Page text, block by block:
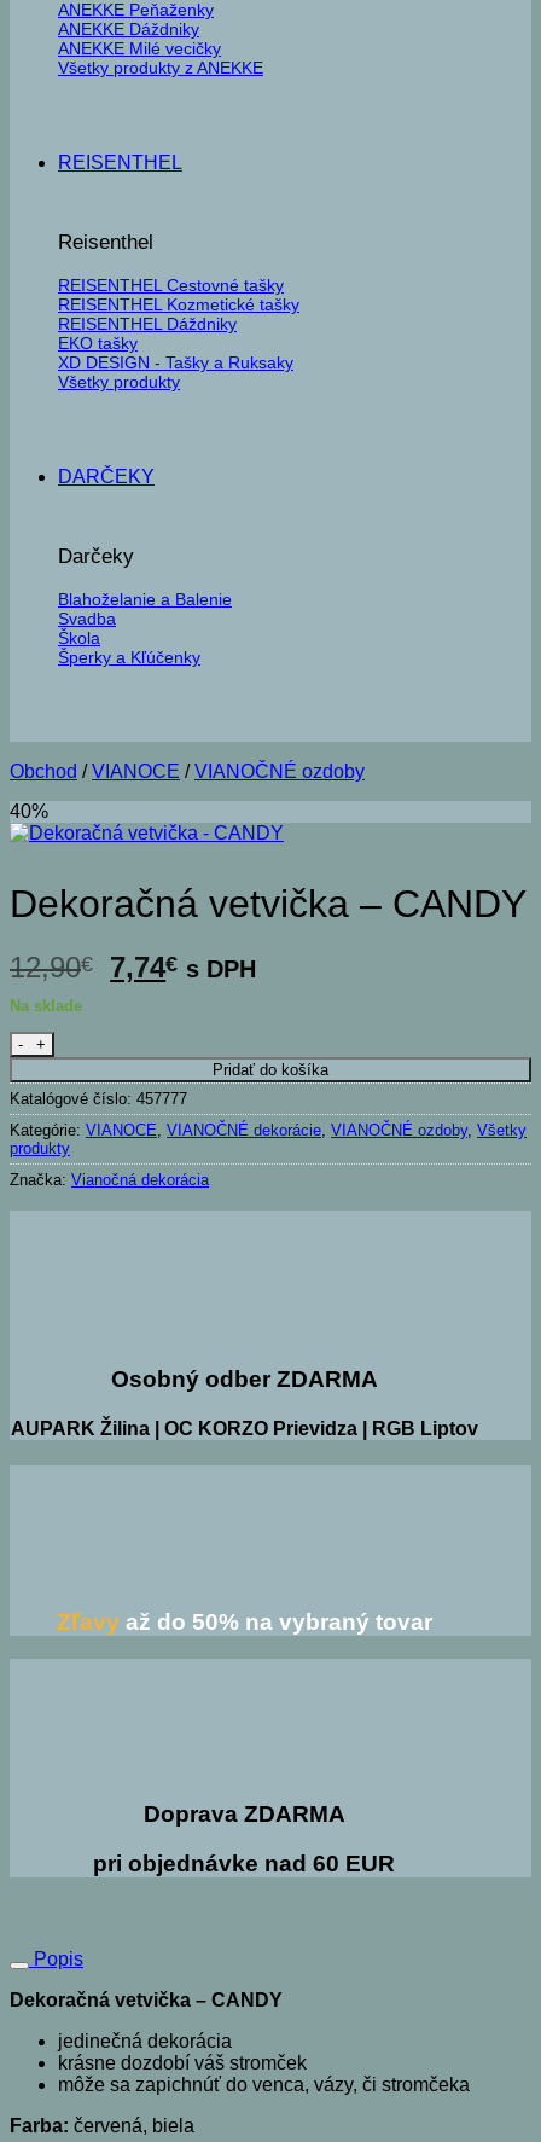
ANEKKE Peňaženky
ANEKKE Dáždniky
ANEKKE Milé vecičky
Všetky produkty z ANEKKE
REISENTHEL
Reisenthel
REISENTHEL Cestovné tašky
REISENTHEL Kozmetické tašky
REISENTHEL Dáždniky
EKO tašky
XD DESIGN - Tašky a Ruksaky
Všetky produkty
DARČEKY
Darčeky
Blahoželanie a Balenie
Svadba
Škola
Šperky a Kľúčenky
Obchod / VIANOCE / VIANOČNÉ ozdoby
40%
Dekoračná vetvička – CANDY
12,90€
Pôvodná
12,90€.
7,74€Aktuálna
7,74€.
s DPH
Na sklade
množstvo Dekoračná vetvička - CANDY
Pridať do košíka
Katalógové číslo: 457777
Kategórie: VIANOCE, VIANOČNÉ dekorácie, VIANOČNÉ ozdoby, Všetky
produkty
Značka: Vianočná dekorácia
Osobný odber ZDARMA
AUPARK Žilina | OC KORZO Prievidza | RGB Liptov
Zľavyaž do 50% na vybraný tovar
Doprava ZDARMA
pri objednávke nad 60 EUR
Popis
Dekoračná vetvička – CANDY
jedinečná dekorácia
krásne dozdobí váš stromček
môže sa zapichnúť do venca, vázy, či stromčeka
Farba: červená, biela